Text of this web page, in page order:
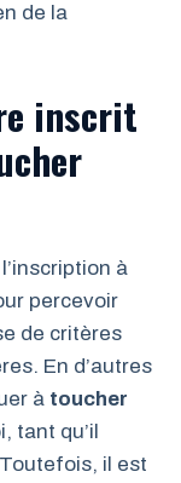
de la
inscrit
à
percevoir
de critères
En d’autres
à toucher
tant qu’il
il est